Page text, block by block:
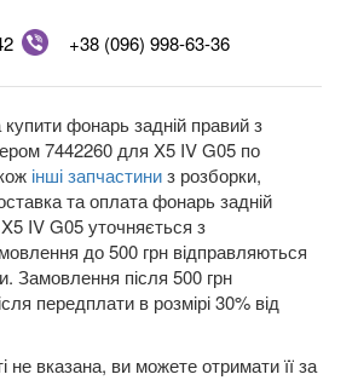
+38 (096) 998-63-36
фонарь задній правий з
7442260 для X5 IV G05 по
інші запчастиниз розборки,
та оплата фонарь задній
IV G05 уточняється з
до 500 грн відправляються
Замовлення після 500 грн
передплати в розмірі 30% від
не вказана, ви можете отримати її за